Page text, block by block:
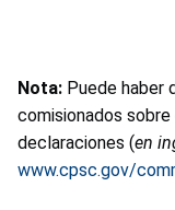
Nota: Puede haber
comisionados
declaraciones (en
www.cpsc.gov/